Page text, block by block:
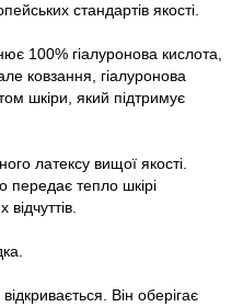
стандартів якості.
100% гіалуронова кислота,
ковзання, гіалуронова
шкіри, який підтримує
латексу вищої якості.
передає тепло шкірі
Він оберігає